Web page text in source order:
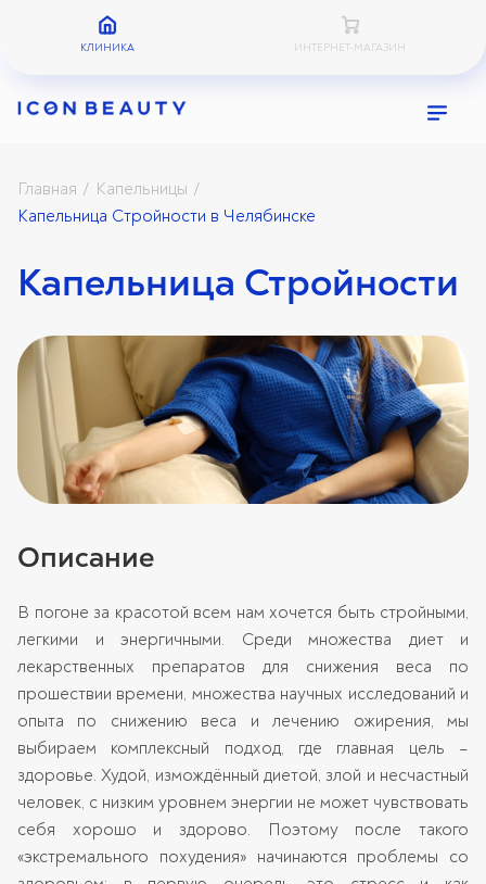
КЛИНИКА ИНТЕРНЕТ-МАГАЗИН
Главная / Капельницы /
Капельница Стройности в Челябинске
Капельница Стройности
Описание
В погоне за красотой всем нам хочется быть стройными,
легкими и энергичными. Среди множества диет и
лекарственных препаратов для снижения веса по
прошествии времени, множества научных исследований и
опыта по снижению веса и лечению ожирения, мы
выбираем комплексный подход, где главная цель –
здоровье. Худой, измождённый диетой, злой и несчастный
человек, с низким уровнем энергии не может чувствовать
себя хорошо и здорово. Поэтому после такого
«экстремального похудения» начинаются проблемы со